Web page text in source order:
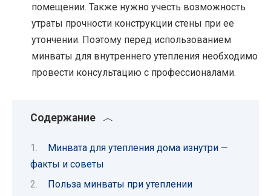
помещении. Также нужно учесть возможность
утраты прочности конструкции стены при ее
утончении. Поэтому перед использованием
минваты для внутреннего утепления необходимо
провести консультацию с профессионалами.
Содержание
Минвата для утепления дома изнутри —
факты и советы
Польза минваты при утеплении